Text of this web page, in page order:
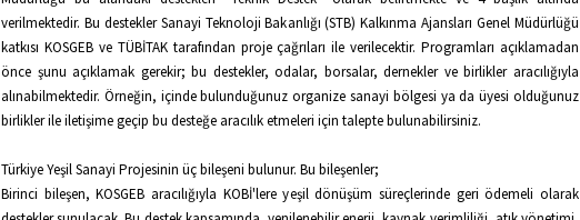
verilmektedir. Bu destekler Sanayi Teknoloji Bakanlığı (STB) Kalkınma Ajansları Genel Müdürlüğü
katkısı KOSGEB ve TÜBİTAK tarafından proje çağrıları ile verilecektir. Programları açıklamadan
önce şunu açıklamak gerekir; bu destekler, odalar, borsalar, dernekler ve birlikler aracılığıyla
alınabilmektedir. Örneğin, içinde bulunduğunuz organize sanayi bölgesi ya da üyesi olduğunuz
birlikler ile iletişime geçip bu desteğe aracılık etmeleri için talepte bulunabilirsiniz.
Türkiye Yeşil Sanayi Projesinin üç bileşeni bulunur. Bu bileşenler;
Birinci bileşen, KOSGEB aracılığıyla KOBİ'lere yeşil dönüşüm süreçlerinde geri ödemeli olarak